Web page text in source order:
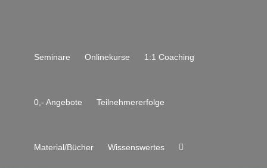
Seminare Onlinekurse 1:1 Coaching
0,- Angebote Teilnehmererfolge
Material/Bücher Wissenswertes